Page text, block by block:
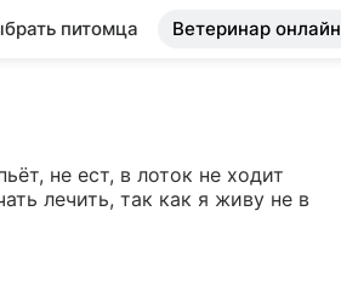
питомца Ветеринар онлайн
не ест, в лоток не ходит
лечить, так как я живу не в